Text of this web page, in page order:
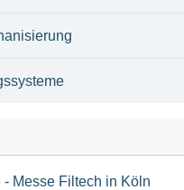
- Messe Filtech in Köln